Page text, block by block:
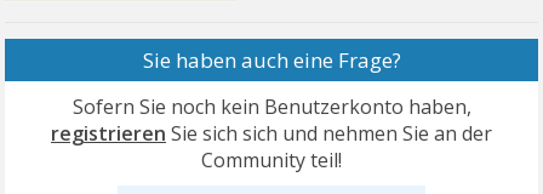
Sie haben auch eine Frage?
Sofern Sie noch kein Benutzerkonto haben,
registrieren Sie sich sich und nehmen Sie an der
Community teil!